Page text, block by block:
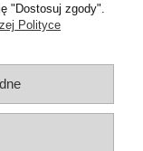
"Dostosuj zgody".
Polityce